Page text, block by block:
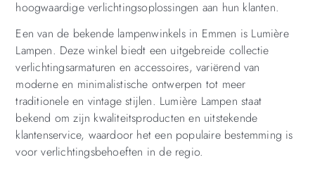
hoogwaardige verlichtingsoplossingen aan hun klanten.
Een van de bekende lampenwinkels in Emmen is Lumière
Lampen. Deze winkel biedt een uitgebreide collectie
verlichtingsarmaturen en accessoires, variërend van
moderne en minimalistische ontwerpen tot meer
traditionele en vintage stijlen. Lumière Lampen staat
bekend om zijn kwaliteitsproducten en uitstekende
klantenservice, waardoor het een populaire bestemming is
voor verlichtingsbehoeften in de regio.